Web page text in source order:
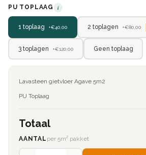
PU TOPLAAG i
1 toplaag +€40,00 2 toplagen +€80,00
3 toplagen +€120,00 Geen toplaag
Lavasteen gietvloer Agave 5m2
PU Toplaag
Totaal
AANTAL per 5m² pakket